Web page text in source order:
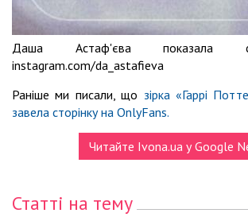
Даша Астаф'єва показала
instagram.com/da_astafieva
Раніше ми писали, що зірка «Гаррі
завела сторінку на OnlyFans.
Читайте Ivona.ua у Google
Статті на тему